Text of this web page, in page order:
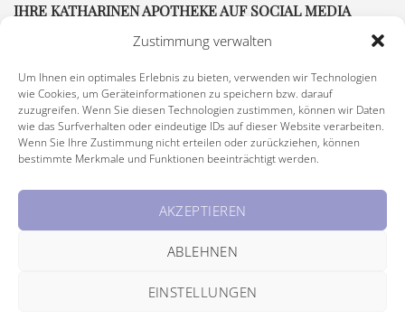
Zustimmung verwalten
Um Ihnen ein optimales Erlebnis zu bieten, verwenden wir Technologien
wie Cookies, um Geräteinformationen zu speichern bzw. darauf
zuzugreifen. Wenn Sie diesen Technologien zustimmen, können wir Daten
wie das Surfverhalten oder eindeutige IDs auf dieser Website verarbeiten.
Wenn Sie Ihre Zustimmung nicht erteilen oder zurückziehen, können
bestimmte Merkmale und Funktionen beeinträchtigt werden.
AKZEPTIEREN
ABLEHNEN
EINSTELLUNGEN
IHRE KATHARINEN APOTHEKE AUF SOCIAL MEDIA